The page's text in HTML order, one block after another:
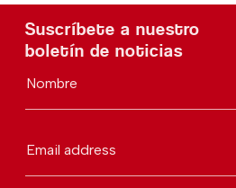
Suscríbete a nuestro
boletín de noticias
Nombre
Email address